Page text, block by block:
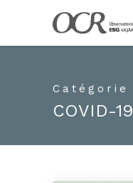
Catégorie
COVID-19